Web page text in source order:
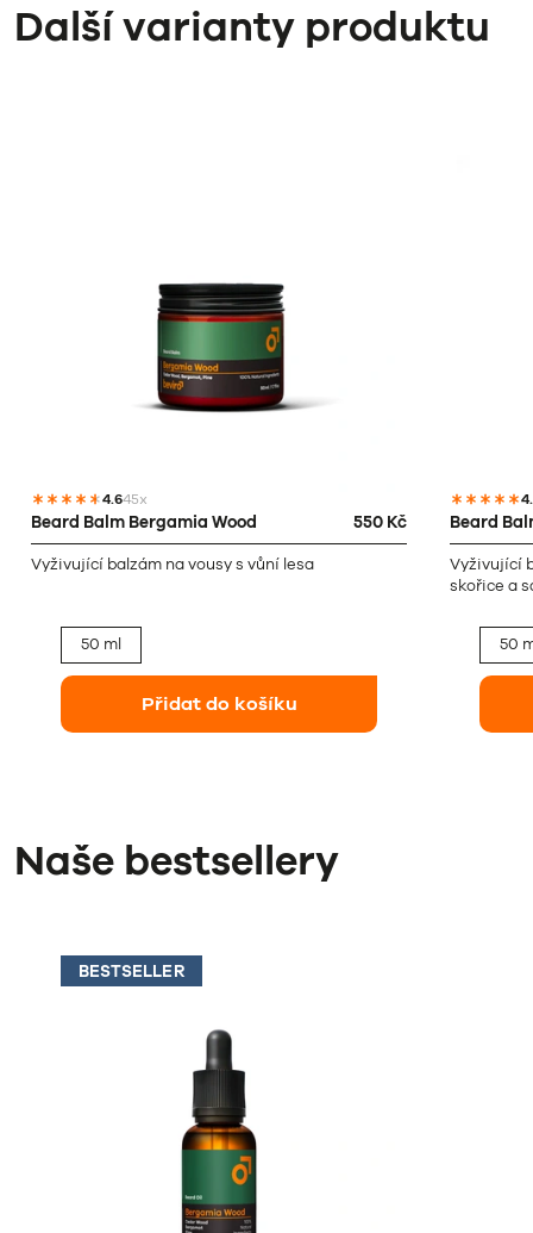
Další varianty produktu
4.645x
Beard Balm Bergamia Wood 550 Kč
Vyživující balzám na vousy s vůní lesa
50 ml
Přidat do košíku
Beard
Vyživující
skořice a
50
Naše bestsellery
BESTSELLER